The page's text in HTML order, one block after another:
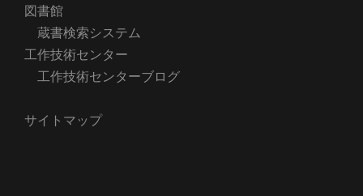
図書館
蔵書検索システム
工作技術センター
工作技術センターブログ
サイトマップ